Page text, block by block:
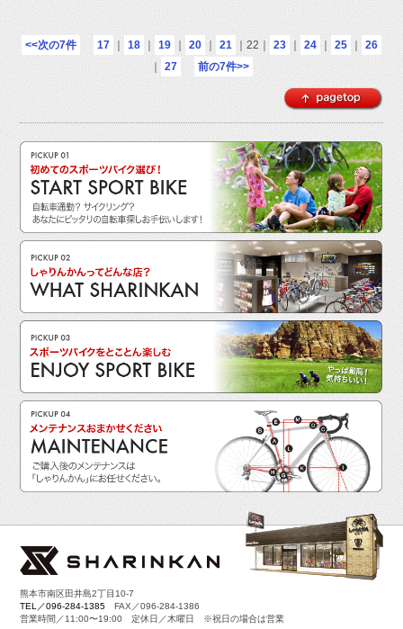
<<次の7件 17 ｜ 18 ｜ 19 ｜ 20 ｜ 21 ｜ 22 ｜ 23 ｜ 24 ｜ 25 ｜
26
｜
27 前の7件>>
熊本市南区田井島2丁目10-7
TEL／096-284-1385 FAX／096-284-1386
営業時間／11:00〜19:00 定休日／木曜日 ※祝日の場合は営業